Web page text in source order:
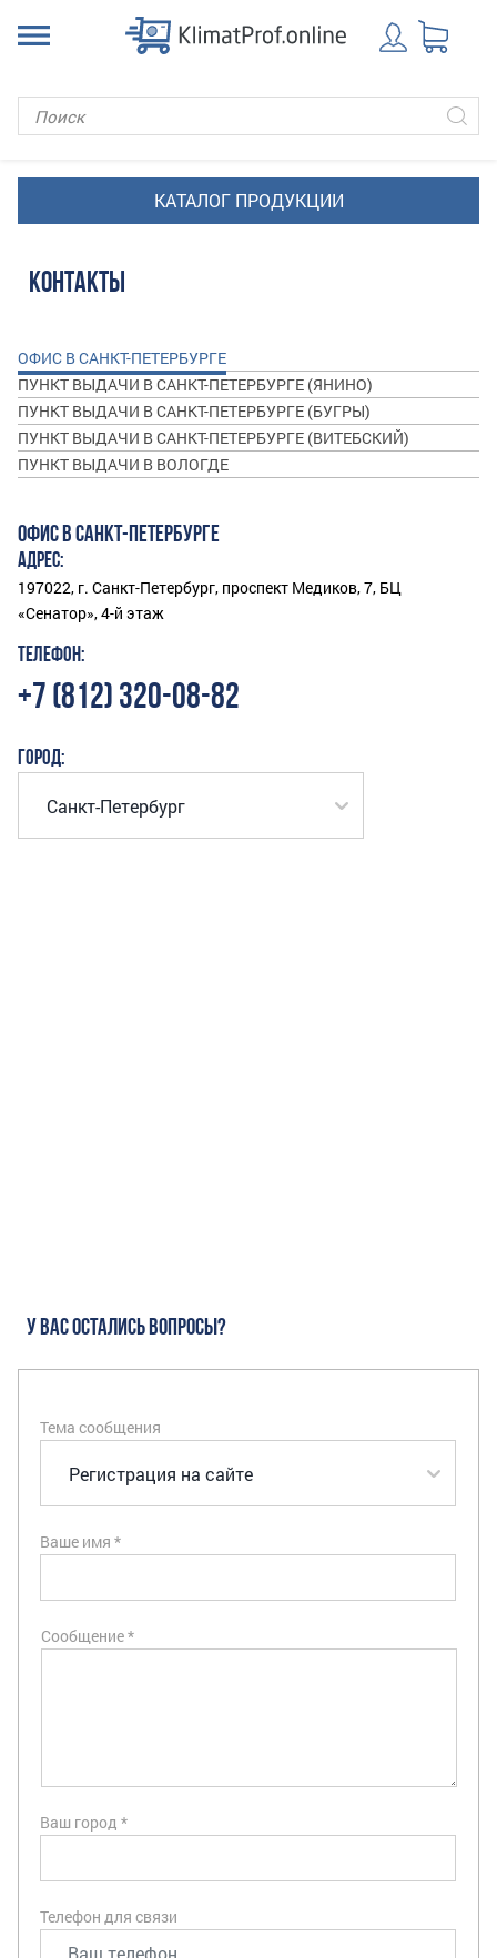
КОНТАКТЫ
ОФИС В САНКТ-ПЕТЕРБУРГЕ
ПУНКТ ВЫДАЧИ В САНКТ-ПЕТЕРБУРГЕ (ЯНИНО)
ПУНКТ ВЫДАЧИ В САНКТ-ПЕТЕРБУРГЕ (БУГРЫ)
ПУНКТ ВЫДАЧИ В САНКТ-ПЕТЕРБУРГЕ (ВИТЕБСКИЙ)
ПУНКТ ВЫДАЧИ В ВОЛОГДЕ
ОФИС В САНКТ-ПЕТЕРБУРГЕ
АДРЕС:
197022, г. Санкт-Петербург, проспект Медиков, 7, БЦ
«Сенатор», 4-й этаж
ТЕЛЕФОН:
+7 (812) 320-08-82
ГОРОД:
У ВАС ОСТАЛИСЬ ВОПРОСЫ?
Тема сообщения
Ваше имя *
Сообщение *
Ваш город *
Телефон для связи